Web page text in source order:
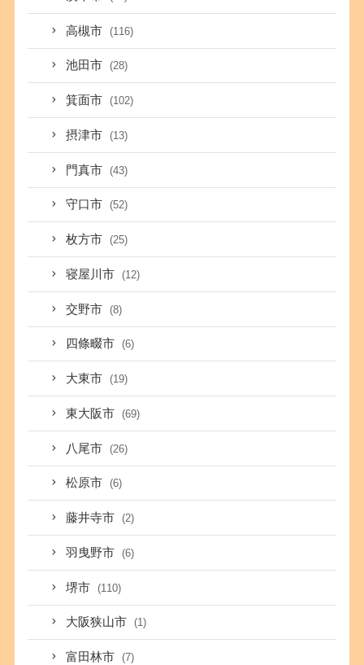
高槻市 (116)
池田市 (28)
箕面市 (102)
摂津市 (13)
門真市 (43)
守口市 (52)
枚方市 (25)
寝屋川市 (12)
交野市 (8)
四條畷市 (6)
大東市 (19)
東大阪市 (69)
八尾市 (26)
松原市 (6)
藤井寺市 (2)
羽曳野市 (6)
堺市 (110)
大阪狭山市 (1)
富田林市 (7)